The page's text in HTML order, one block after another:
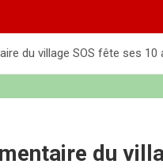
du village SOS fête ses 10
du